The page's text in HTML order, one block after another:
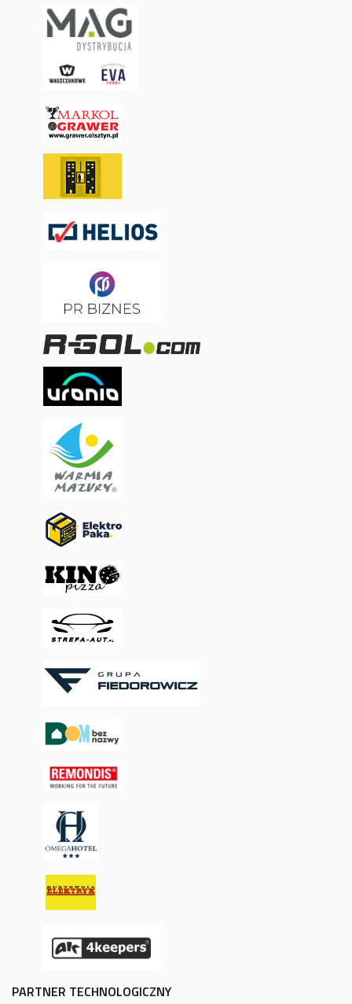
PARTNER TECHNOLOGICZNY